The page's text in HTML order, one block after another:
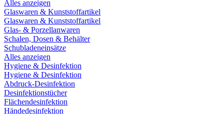
Alles anzeigen
Glaswaren & Kunststoffartikel
Glaswaren & Kunststoffartikel
Glas- & Porzellanwaren
Schalen, Dosen & Behälter
Schubladeneinsätze
Alles anzeigen
Hygiene & Desinfektion
Hygiene & Desinfektion
Abdruck-Desinfektion
Desinfektionstücher
Flächendesinfektion
Händedesinfektion